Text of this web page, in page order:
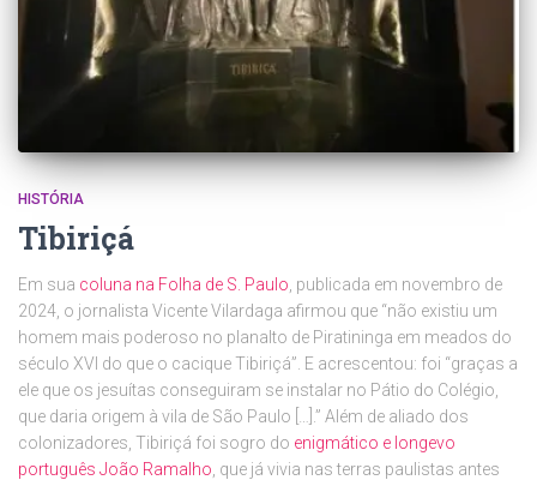
HISTÓRIA
Tibiriçá
Em sua coluna na Folha de S. Paulo , publicada em novembro de
2024, o jornalista Vicente Vilardaga afirmou que “não existiu um
homem mais poderoso no planalto de Piratininga em meados do
século XVI do que o cacique Tibiriçá”. E acrescentou: foi “graças a
ele que os jesuítas conseguiram se instalar no Pátio do Colégio,
que daria origem à vila de São Paulo […].” Além de aliado dos
colonizadores, Tibiriçá foi sogro do enigmático e longevo
português João Ramalho , que já vivia nas terras paulistas antes